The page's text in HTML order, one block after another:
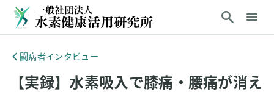
闘病者インタビュー
【実録】水素吸入で膝痛・腰痛が消え